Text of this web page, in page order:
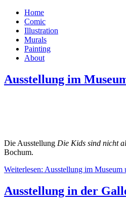
Home
Comic
Illustration
Murals
Painting
About
Ausstellung im
Die Ausstellung Die Kids sind nicht
Bochum.
Weiterlesen: Ausstellung im Museum
Ausstellung in der